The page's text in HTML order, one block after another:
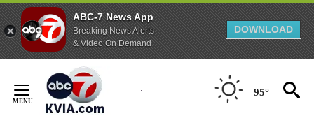
ABC-7 News App
Breaking News Alerts
& Video On Demand
DOWNLOAD
Content
95°